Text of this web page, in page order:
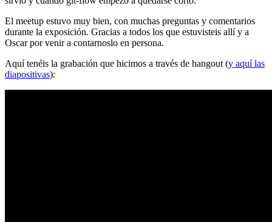
El meetup estuvo muy bien, con muchas preguntas y comentarios
durante la exposición. Gracias a todos los que estuvisteis allí y a
Oscar por venir a contarnoslo en persona.
Aquí tenéis la grabación que hicimos a través de hangout (y aquí las
diapositivas):